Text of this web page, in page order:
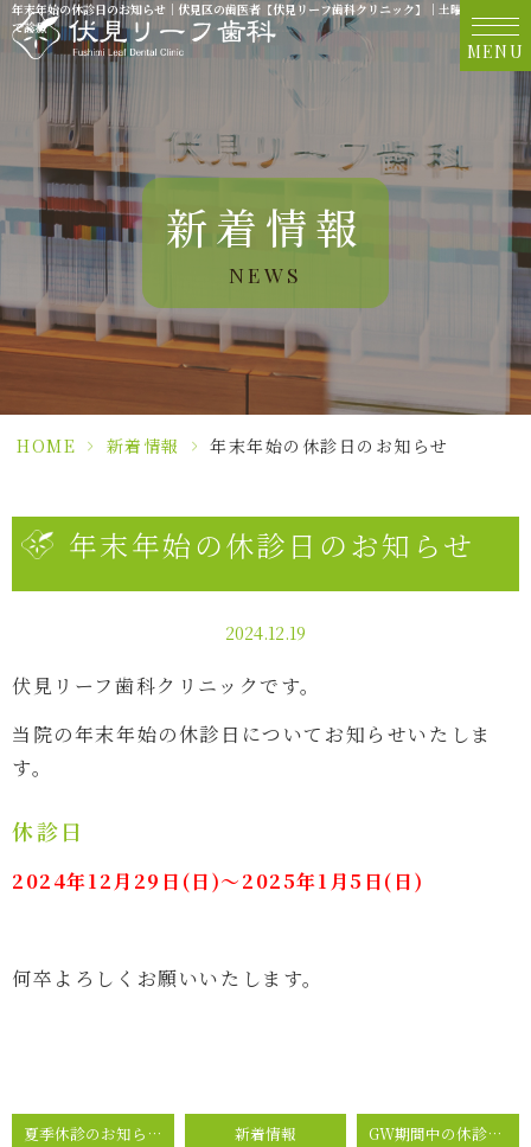
年末年始の休診日のお知らせ｜伏見区の歯医者【伏見リーフ歯科クリニック】｜土曜日18時ま
で診療
MENU
新着情報
NEWS
HOME > 新着情報 > 年末年始の休診日のお知らせ
年末年始の休診日のお知らせ
2024.12.19
伏見リーフ歯科クリニックです。
当院の年末年始の休診日についてお知らせいたしま
す。
休診日
2024年12月29日(日)〜2025年1月5日(日)
何卒よろしくお願いいたします。
夏季休診のお知らせ 新着情報 GW期間中の休診日のお知らせ